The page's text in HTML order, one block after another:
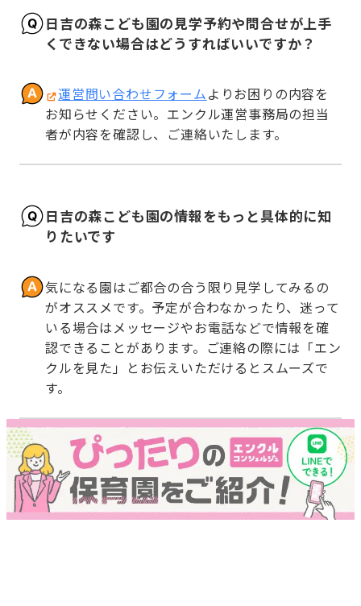
日吉の森こども園の見学予約や問合せが上手
くできない場合はどうすればいいですか？
運営問い合わせフォームよりお困りの内容を
お知らせください。エンクル運営事務局の担当
者が内容を確認し、ご連絡いたします。
日吉の森こども園の情報をもっと具体的に知
りたいです
気になる園はご都合の合う限り見学してみるの
がオススメです。予定が合わなかったり、迷って
いる場合はメッセージやお電話などで情報を確
認できることがあります。ご連絡の際には「エン
クルを見た」とお伝えいただけるとスムーズで
す。